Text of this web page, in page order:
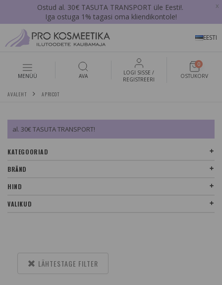
Ostud al. 30€ TASUTA TRANSPORT üle Eesti!.
Iga ostuga 1% tagasi oma kliendikontole!
x
EESTI
MENÜÜ AVA
LOGI SISSE /
REGISTREERI
0
OSTUKORV
AVALEHT APRICOT
al. 30€ TASUTA TRANSPORT!
KATEGOORIAD
BRÄND
HIND
VALIKUD
LÄHTESTAGE FILTER